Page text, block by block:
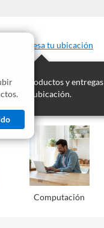
Ingresa tu ubicación
los productos y entregas
para tu ubicación.
Computación